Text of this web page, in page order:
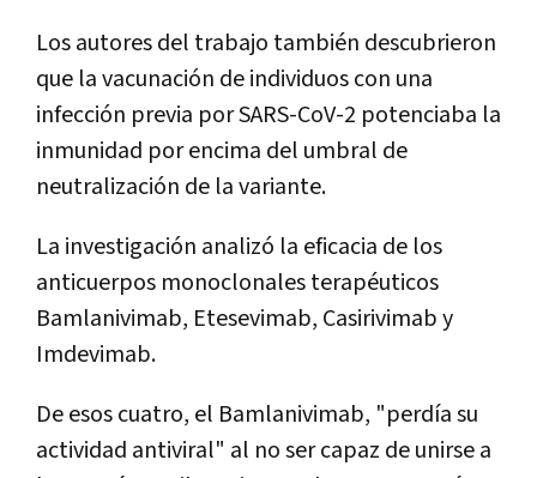
Los autores del trabajo también descubrieron
que la vacunación de individuos con una
infección previa por SARS-CoV-2 potenciaba la
inmunidad por encima del umbral de
neutralización de la variante.
La investigación analizó la eficacia de los
anticuerpos monoclonales terapéuticos
Bamlanivimab, Etesevimab, Casirivimab y
Imdevimab.
De esos cuatro, el Bamlanivimab, "perdía su
actividad antiviral" al no ser capaz de unirse a